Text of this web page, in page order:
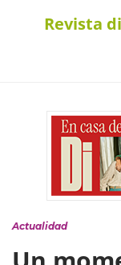
Revista
Actualidad